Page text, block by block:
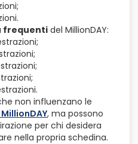
frequenti del MillionDAY:
non influenzano le
, ma possono
per chi desidera
nella propria schedina.